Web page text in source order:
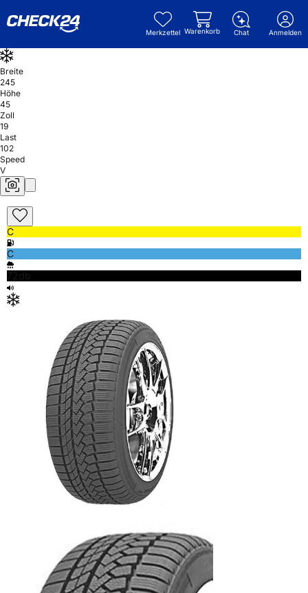
Merkzettel Warenkorb Chat Anmelden
Breite
245
Höhe
45
Zoll
19
Last
102
Speed
V
C
C
72db